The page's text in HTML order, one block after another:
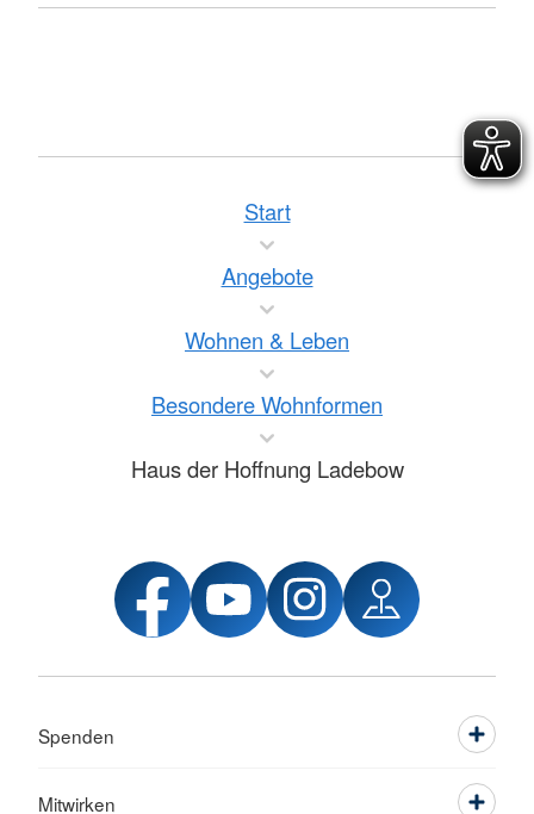
Start
Angebote
Wohnen & Leben
Besondere Wohnformen
Haus der Hoffnung Ladebow
Spenden
Mitwirken